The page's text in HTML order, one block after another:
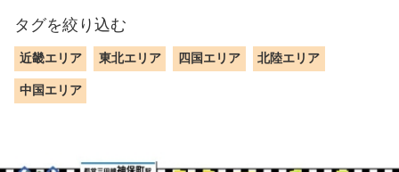
タグを絞り込む
近畿エリア 東北エリア 四国エリア 北陸エリア
中国エリア